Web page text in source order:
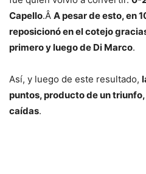
Capello.Â A pesar de esto, en
reposicionó en el cotejo
primero y luego de Di Marco.
Así, y luego de este resultado,
puntos, producto de un
caídas.